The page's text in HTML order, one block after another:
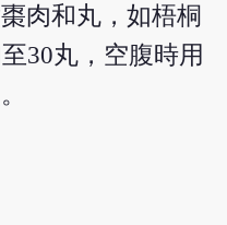
肉和丸，如梧桐
30丸，空腹時用